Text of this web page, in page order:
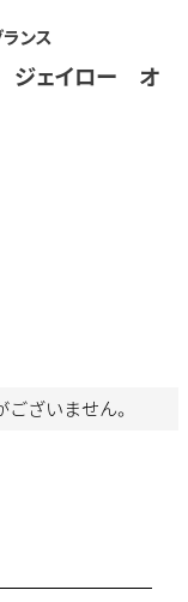
ンス
ジェイロー オ
ざいません。